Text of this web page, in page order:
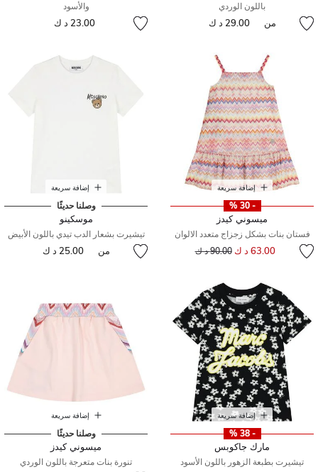
باللون الوردي
من 29.00 د ك
والأسود
23.00 د ك
إضافة سريعة
- 30 %
ميسوني كيدز
فستان بنات بشكل زجزاج متعدد الالوان
63.00 د ك سعر مخفض من
90.00 د ك
إضافة سريعة
وصلنا حديثًا
موسكينو
تيشيرت بشعار الدب تيدي باللون الأبيض
من 25.00 د ك
إضافة سريعة
- 38 %
مارك جاكوبس
تيشيرت بطبعة الزهور باللون الأسود
إضافة سريعة
وصلنا حديثًا
ميسوني كيدز
تنورة بنات متعرجة باللون الوردي